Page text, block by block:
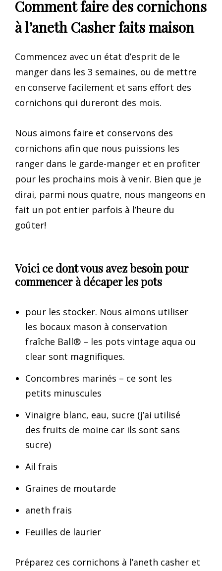
Comment faire des cornichons
à l’aneth Casher faits maison
Commencez avec un état d’esprit de le
manger dans les 3 semaines, ou de mettre
en conserve facilement et sans effort des
cornichons qui dureront des mois.
Nous aimons faire et conservons des
cornichons afin que nous puissions les
ranger dans le garde-manger et en profiter
pour les prochains mois à venir. Bien que je
dirai, parmi nous quatre, nous mangeons en
fait un pot entier parfois à l’heure du
goûter!
Voici ce dont vous avez besoin pour
commencer à décaper les pots
pour les stocker. Nous aimons utiliser
les bocaux mason à conservation
fraîche Ball® – les pots vintage aqua ou
clear sont magnifiques.
Concombres marinés – ce sont les
petits minuscules
Vinaigre blanc, eau, sucre (j’ai utilisé
des fruits de moine car ils sont sans
sucre)
Ail frais
Graines de moutarde
aneth frais
Feuilles de laurier
Préparez ces cornichons à l’aneth casher et